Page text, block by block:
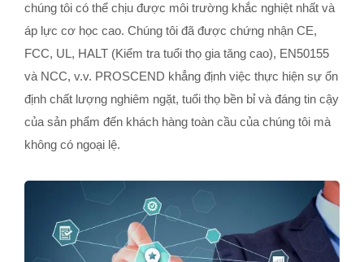
chúng tôi có thể chịu được môi trường khắc nghiệt nhất và
áp lực cơ học cao. Chúng tôi đã được chứng nhận CE,
FCC, UL, HALT (Kiểm tra tuổi thọ gia tăng cao), EN50155
và NCC, v.v. PROSCEND khẳng định việc thực hiện sự ổn
định chất lượng nghiêm ngặt, tuổi thọ bền bỉ và đáng tin cậy
của sản phẩm đến khách hàng toàn cầu của chúng tôi mà
không có ngoại lệ.